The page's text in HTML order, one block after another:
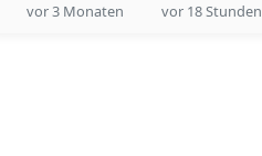
vor 3 Monaten vor 18 Stunden